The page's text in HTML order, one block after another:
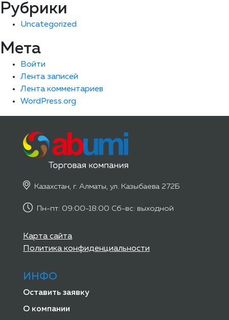
Рубрики
Uncategorized
Мета
Войти
Лента записей
Лента комментариев
WordPress.org
Казахстан, г. Алматы, ул. Казыбаева 272Б
Пн-пт: 09:00-18:00 Сб-вс: выходной
Карта сайта
Политика конфиденциальности
ИНФО
Оставить заявку
О компании